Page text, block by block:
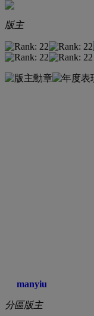
版主
manyiu
分區版主